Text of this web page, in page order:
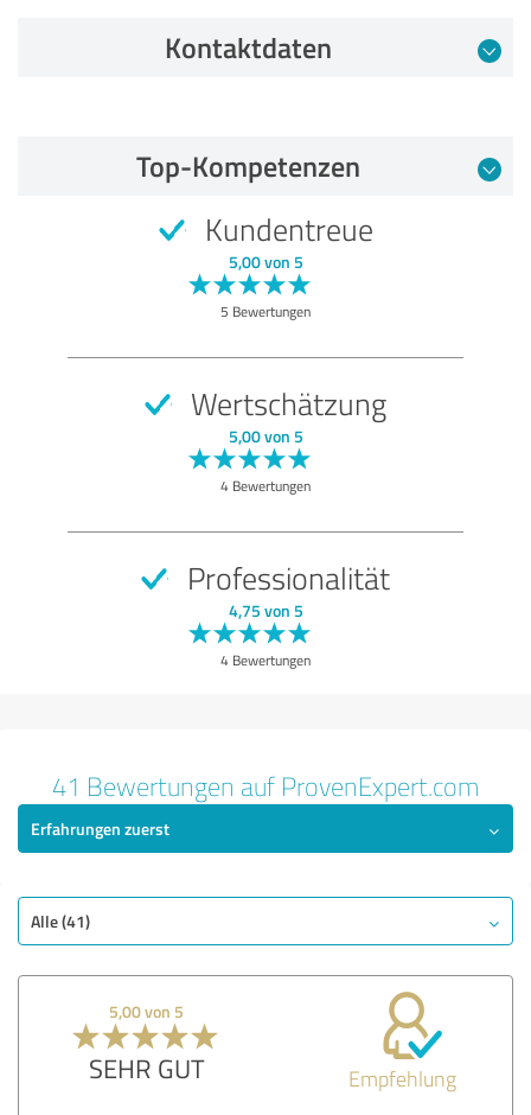
Kontaktdaten
Empfehlung
Top-Kompetenzen
Kundentreue
5,00 von 5
5 Bewertungen
Wertschätzung
5,00 von 5
4 Bewertungen
Professionalität
4,75 von 5
4 Bewertungen
41 Bewertungen auf ProvenExpert.com
Erfahrungen zuerst
Alle (41)
5,00 von 5
SEHR GUT Empfehlung